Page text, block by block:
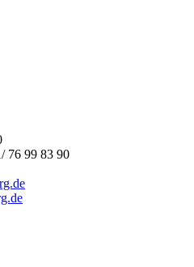
76 99 83 90